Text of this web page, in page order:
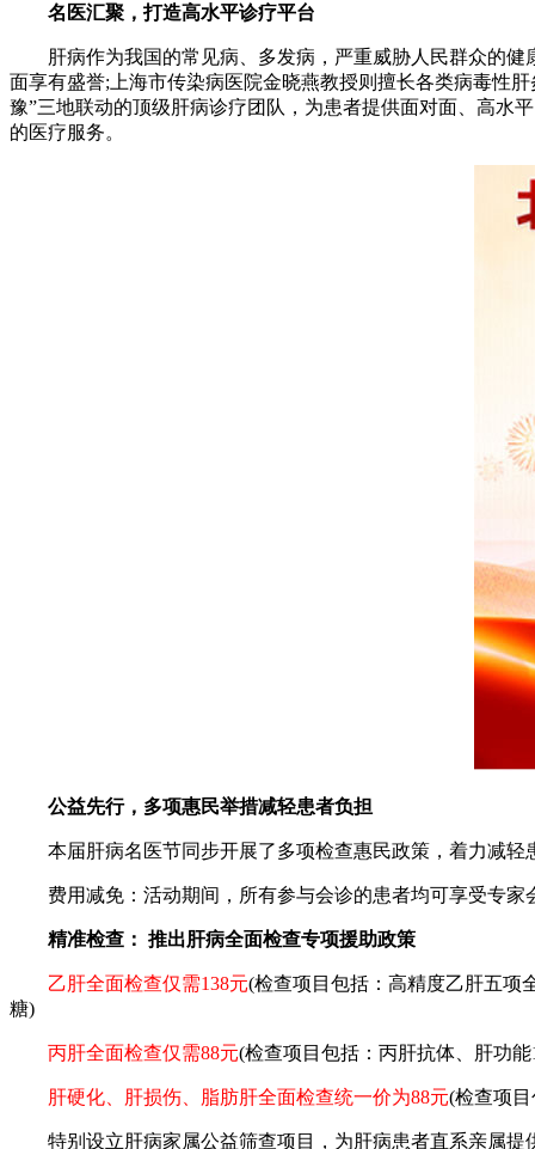
名医汇聚，打造高水平诊疗平台
肝病作为我国的常见病、多发病，严重威胁人民群众的健
面享有盛誉;上海市传染病医院金晓燕教授则擅长各类病毒性
豫”三地联动的顶级肝病诊疗团队，为患者提供面对面、高水
的医疗服务。
公益先行，多项惠民举措减轻患者负担
本届肝病名医节同步开展了多项检查惠民政策，着力减轻
费用减免：活动期间，所有参与会诊的患者均可享受专家
精准检查： 推出肝病全面检查专项援助政策
乙肝全面检查仅需138元(检查项目包括：高精度乙肝五项
糖)
丙肝全面检查仅需88元(检查项目包括：丙肝抗体、肝功
肝硬化、肝损伤、脂肪肝全面检查统一价为88元(检查项
特别设立肝病家属公益筛查项目，为肝病患者直系亲属提